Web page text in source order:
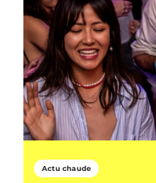
Actu chaude